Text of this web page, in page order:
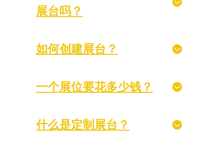
展台吗？
如何创建展台？
一个展位要花多少钱？
什么是定制展台？